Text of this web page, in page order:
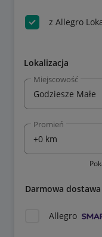
z Allegro
Lokalizacja
Miejscowość
Promień
Darmowa dostawa
Allegro